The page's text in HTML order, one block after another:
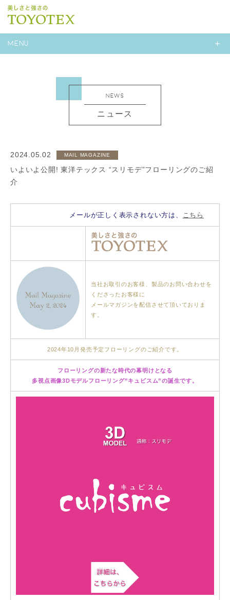
MENU
NEWS
ニュース
2024.05.02 MAIL MAGAZINE
いよいよ公開! 東洋テックス “スリモデ”フローリングのご紹
介
メールが正しく表示されない方は、 こちら
当社お取引のお客様、製品のお問い合わせを
くださったお客様に
メールマガジンを配信させて頂いておりま
す。
2024年10月発売予定フローリングのご紹介です。
フローリングの新たな時代の幕明けとなる
多視点画像3Dモデルフローリング”キュビスム”の誕生です。